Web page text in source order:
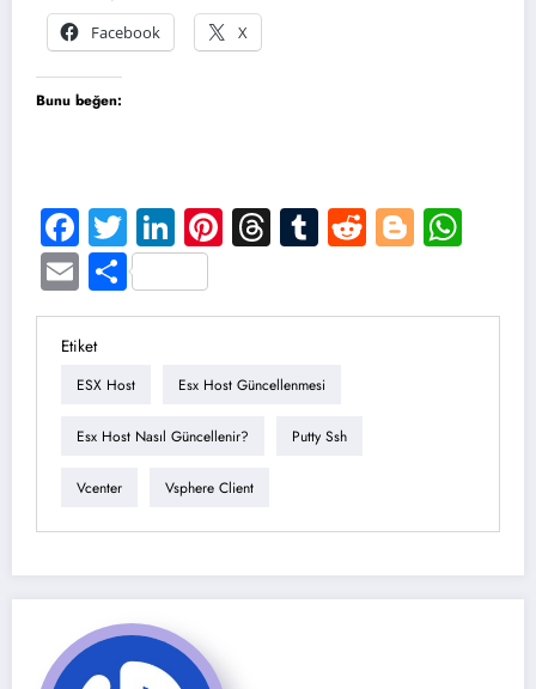
Facebook
X
Bunu beğen:
Facebook
TwitterLinkedIn
Pinterest
Threads
Tumblr
Reddit
EmailShare
Etiket
ESX Host Esx Host Güncellenmesi
Esx Host Nasıl Güncellenir? Putty Ssh
Vcenter Vsphere Client